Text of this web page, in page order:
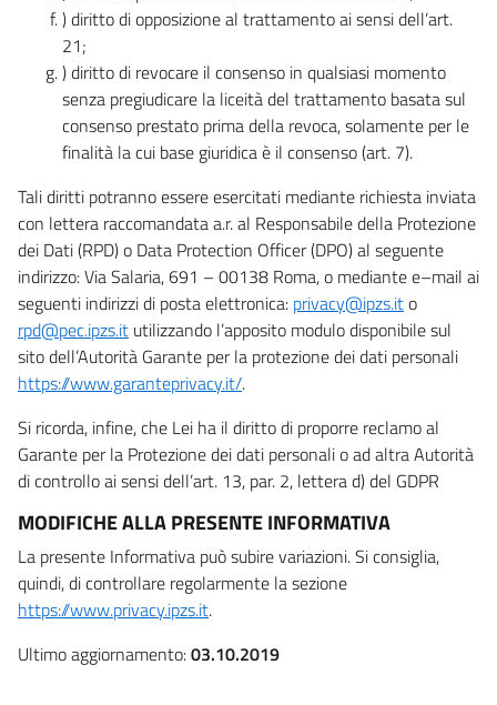
) diritto di opposizione al trattamento ai sensi dell’art.
21;
) diritto di revocare il consenso in qualsiasi momento
senza pregiudicare la liceità del trattamento basata sul
consenso prestato prima della revoca, solamente per le
finalità la cui base giuridica è il consenso (art. 7).
Tali diritti potranno essere esercitati mediante richiesta inviata
con lettera raccomandata a.r. al Responsabile della Protezione
dei Dati (RPD) o Data Protection Officer (DPO) al seguente
indirizzo: Via Salaria, 691 – 00138 Roma, o mediante e–mail ai
seguenti indirizzi di posta elettronica: privacy@ipzs.ito
rpd@pec.ipzs.it utilizzando l’apposito modulo disponibile sul
sito dell’Autorità Garante per la protezione dei dati personali
https://www.garanteprivacy.it/.
Si ricorda, infine, che Lei ha il diritto di proporre reclamo al
Garante per la Protezione dei dati personali o ad altra Autorità
di controllo ai sensi dell’art. 13, par. 2, lettera d) del GDPR
MODIFICHE ALLA PRESENTE INFORMATIVA
La presente Informativa può subire variazioni. Si consiglia,
quindi, di controllare regolarmente la sezione
https://www.privacy.ipzs.it.
Ultimo aggiornamento:03.10.2019